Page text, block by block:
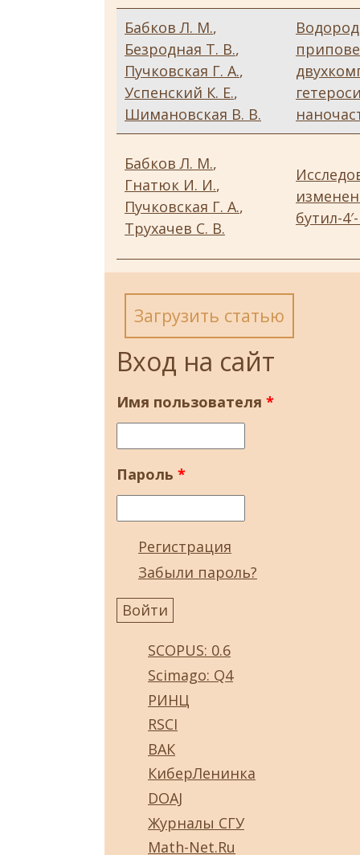
Бабков Л. М.,
Безродная Т. В.,
Пучковская Г. А.,
Успенский К. Е.,
Шимановская В. В.
Бабков Л. М.,
Гнатюк И. И.,
Пучковская Г. А.,
Трухачев С. В.
бутил-
Загрузить статью
Вход на сайт
Имя пользователя *
Пароль *
Регистрация
Забыли пароль?
SCOPUS: 0.6
Scimago: Q4
РИНЦ
RSCI
ВАК
КиберЛенинка
DOAJ
Журналы СГУ
Math-Net.Ru